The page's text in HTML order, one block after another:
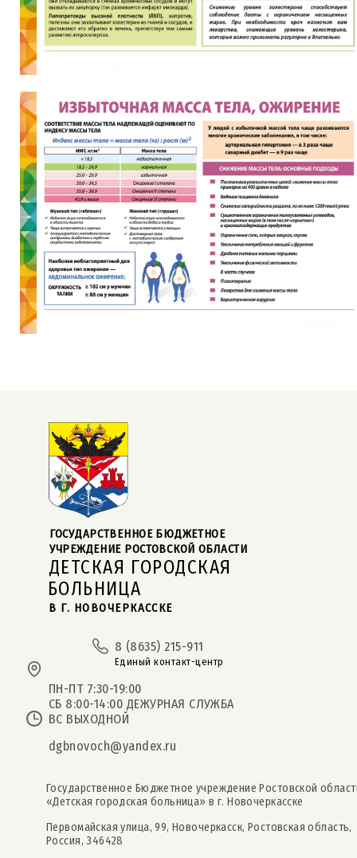
ДЕТСКАЯ ГОРОДСКАЯ
В Г. НОВОЧЕРКАССКЕ
ГОСУДАРСТВЕННОЕ БЮДЖЕТНОЕ
УЧРЕЖДЕНИЕ РОСТОВСКОЙ ОБЛАСТИ
БОЛЬНИЦА
8 (8635) 215-911
Единый контакт-центр
ПН-ПТ 7:30-19:00
СБ 8:00-14:00 ДЕЖУРНАЯ СЛУЖБА
ВС ВЫХОДНОЙ
dgbnovoch@yandex.ru
Государственное Бюджетное учреждение Ростовской
«Детская городская больница» в г. Новочеркасске
Первомайская улица, 99, Новочеркасск, Ростовская область,
Россия, 346428